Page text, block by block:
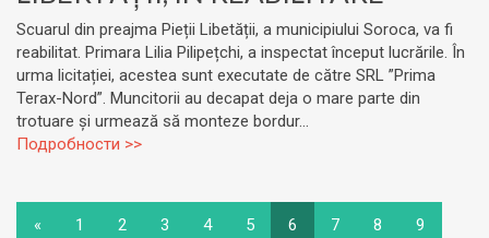
Scuarul din preajma Pieții Libetății, a municipiului Soroca, va fi
reabilitat. Primara Lilia Pilipețchi, a inspectat început lucrările. În
urma licitației, acestea sunt executate de către SRL ”Prima
Terax-Nord”. Muncitorii au decapat deja o mare parte din
trotuare și urmează să monteze bordur...
Подробности >>
« 1 2 3 4 5 6 7 8 9